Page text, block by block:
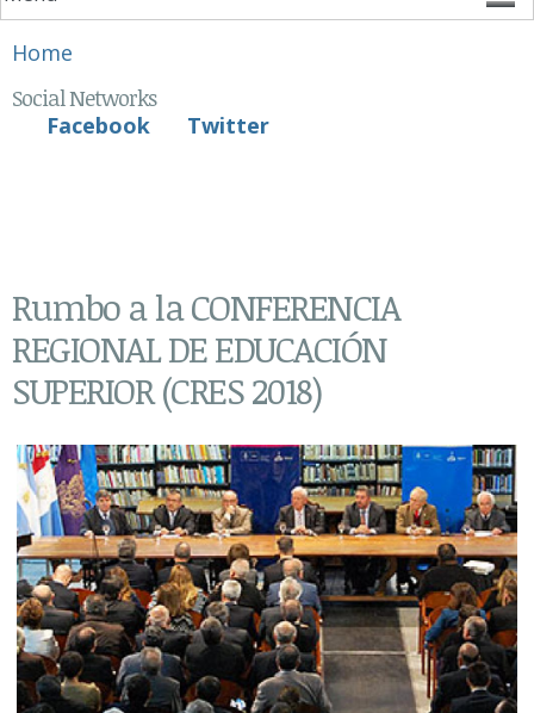
You are here
Home
Social Networks
Facebook
Twitter
Rumbo a la CONFERENCIA
REGIONAL DE EDUCACIÓN
SUPERIOR (CRES 2018)